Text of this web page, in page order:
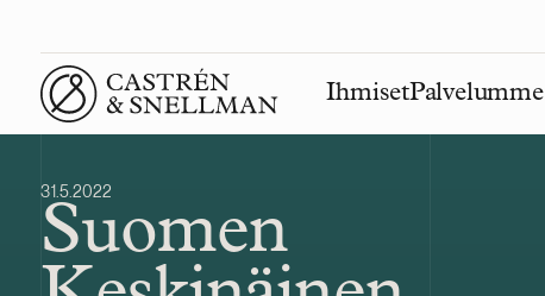
Front page
IhmisetPalvelumme
31.5.2022
Suomen